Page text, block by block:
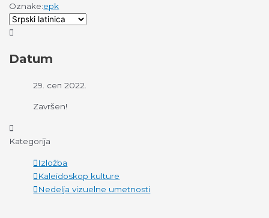
Oznake:epk
Datum
29. сеп 2022.
Završen!
Kategorija
Izložba
Kaleidoskop kulture
Nedelja vizuelne umetnosti